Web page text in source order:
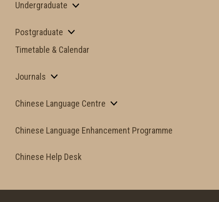
Undergraduate
Postgraduate
Timetable & Calendar
Journals
Chinese Language Centre
Chinese Language Enhancement Programme
Chinese Help Desk